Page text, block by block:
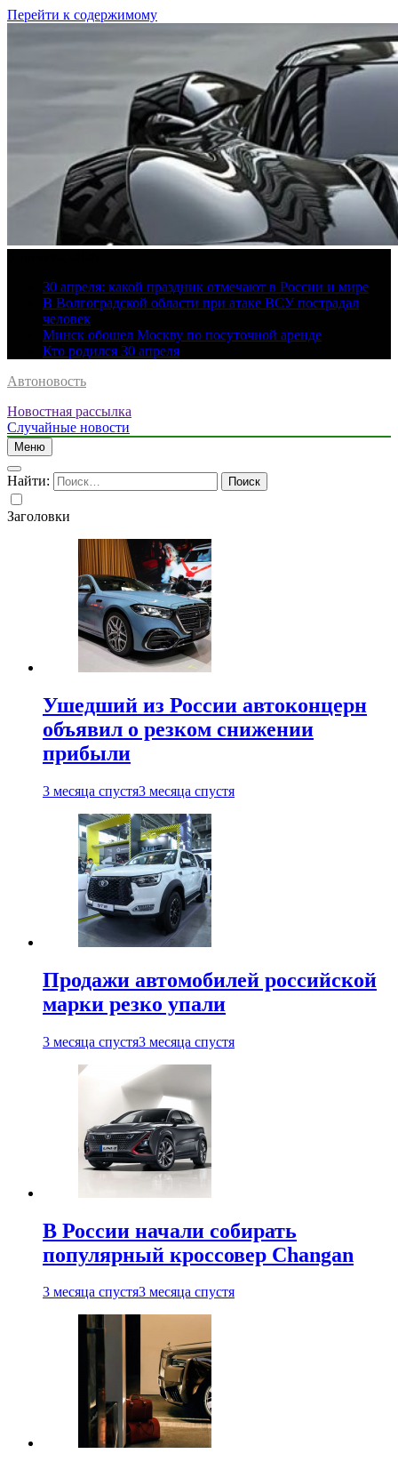
Перейти к содержимому
30 апреля: какой праздник отмечают в России и мире
В Волгоградской области при атаке ВСУ пострадал
человек
Минск обошел Москву по посуточной аренде
Кто родился 30 апреля
Автоновость
Новостная рассылка
Случайные новости
Меню
Найти:
Заголовки
Ушедший из России автоконцерн
объявил о резком снижении
прибыли
3 месяца спустя3 месяца спустя
Продажи автомобилей российской
марки резко упали
3 месяца спустя3 месяца спустя
В России начали собирать
популярный кроссовер Changan
3 месяца спустя3 месяца спустя